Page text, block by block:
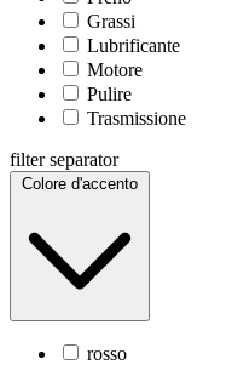
Grassi
Lubrificante
Motore
Pulire
Trasmissione
filter separator
Colore d'accento
rosso